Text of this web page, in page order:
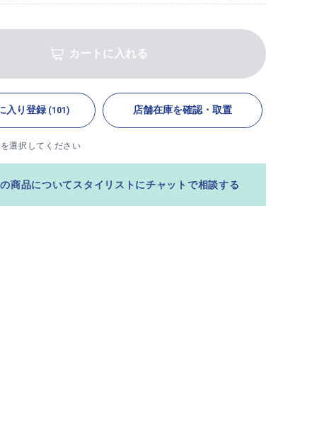
カートに入れる
入り登録 (101) 店舗在庫を確認・取置
選択してください
商品についてスタイリストにチャットで相談する